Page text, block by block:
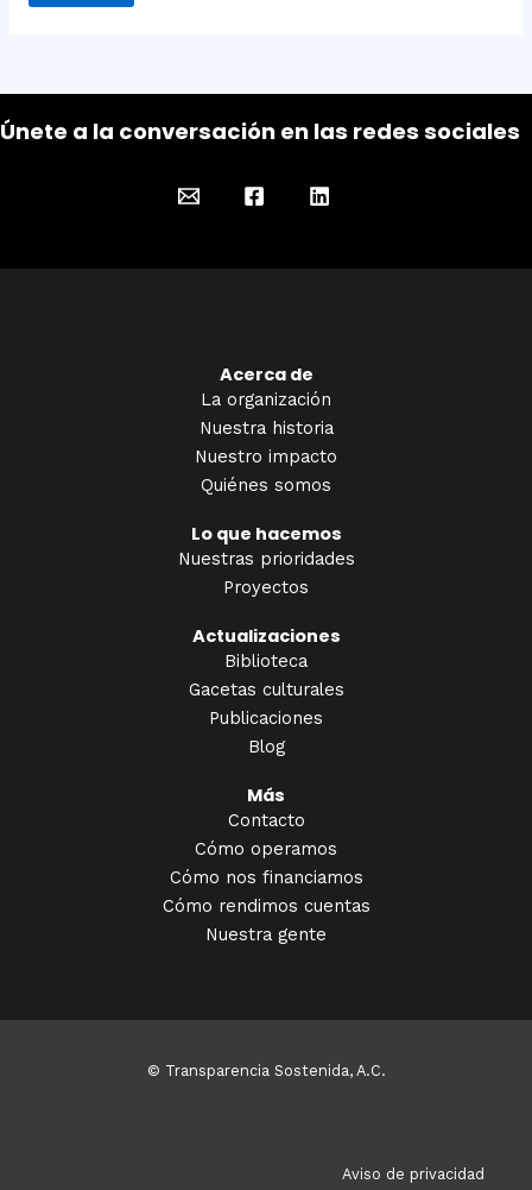
Únete a la conversación en las redes sociales
Acerca de
La organización
Nuestra historia
Nuestro impacto
Quiénes somos
Lo que hacemos
Nuestras prioridades
Proyectos
Actualizaciones
Biblioteca
Gacetas culturales
Publicaciones
Blog
Más
Contacto
Cómo operamos
Cómo nos financiamos
Cómo rendimos cuentas
Nuestra gente
© Transparencia Sostenida, A.C.
Aviso de privacidad